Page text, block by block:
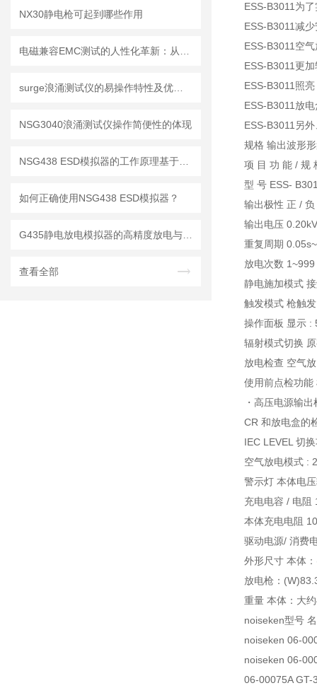
NX30静电枪可起到哪些作用
NSG3040浪涌测试仪操作简便性的体现
如何正确使用NSG438 ESD模拟器？
查看全部
ESS-B3011为
ESS-B3011减
ESS-B3011空
ESS-B3011更
ESS-B3011照
ESS-B3011放
ESS-B3011另
规格 输出波形
项 目 功 能 / 规
型 号 ESS-
输出极性 正 / 负
输出电压
重复周期
放电次数
静电施加模式
触发模式 枪触
操作面板 显示
辐射模式切换
放电检查 空气
使用前点检功能
・高压电源输出
CR 和放电盒的
IEC LEVEL 切
空气放电模式 :
警示灯 本体电
充电电容 / 电阻
本体充电电阻
驱动电源/ 消
外形尺寸 本体
放电枪：
重量 本体：大
noiseken型号
noiseken 06-
noiseken 06-
06-00075A